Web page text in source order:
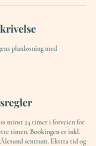
planløsning med
minst 24 timer i forveien for
timen. Bookingen er inkl.
sentrum. Ekstra tid og